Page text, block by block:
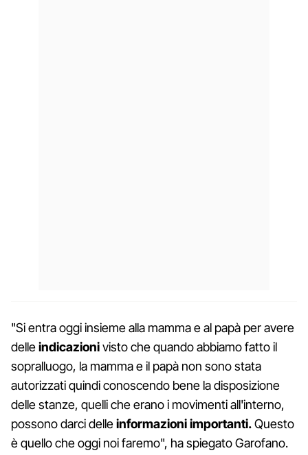
"Si entra oggi insieme alla mamma e al papà per avere
delleindicazionivisto che quando abbiamo fatto il
sopralluogo, la mamma e il papà non sono stata
autorizzati quindi conoscendo bene la disposizione
delle stanze, quelli che erano i movimenti all'interno,
possono darci delleinformazioni importanti.Questo
è quello che oggi noi faremo", ha spiegato Garofano.